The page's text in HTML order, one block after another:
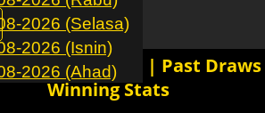
2026 (Selasa)
2026 (Isnin)
2026 (Ahad)
Toggle
navigation
History Results | Past
Winning Stats